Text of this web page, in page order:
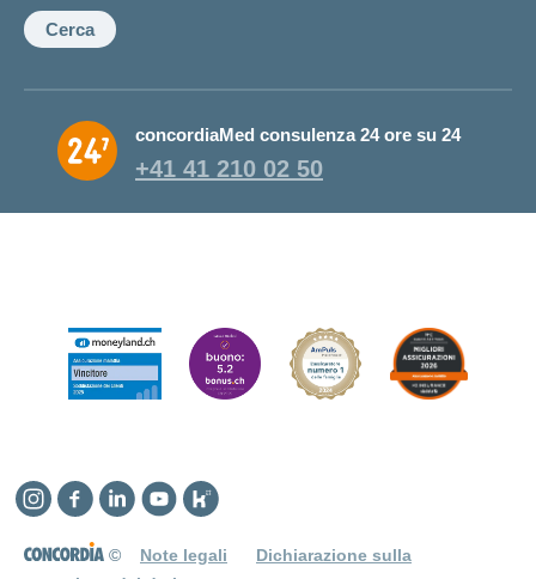
Cerca
concordiaMed consulenza 24 ore su 24
+41 41 210 02 50
© Note legali
Dichiarazione sulla
Instagram
Facebook
LinkedinYouTube
Kununu